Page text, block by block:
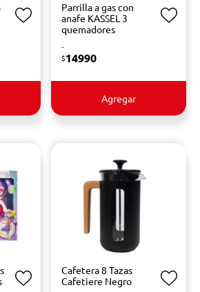
Parrilla a gas con
anafe KASSEL 3
quemadores
-
$14990
Agregar
Cafetera 8 Tazas
Cafetiere Negro